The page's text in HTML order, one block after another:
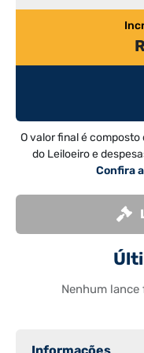
O valor final é
do Leiloeiro e
Confira
Nenhum